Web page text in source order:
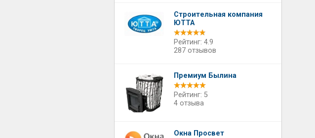
Строительная компания
ЮТТА
Рейтинг: 4.9
287 отзывов
Премиум Былина
Рейтинг: 5
4 отзыва
Окна Просвет